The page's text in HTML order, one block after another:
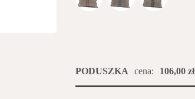
PODUSZKA cena: 106,00 zł